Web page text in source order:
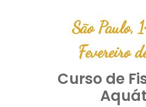
São Paulo,
Fevereiro
Curso de